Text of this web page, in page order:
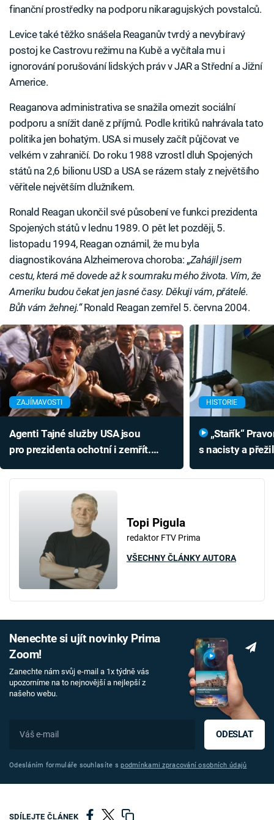
finanční prostředky na podporu nikaragujských povstalců.
Levice také těžko snášela Reaganův tvrdý a nevybíravý
postoj ke Castrovu režimu na Kubě a vyčítala mu i
ignorování porušování lidských práv v JAR a Střední a Jižní
Americe.
Reaganova administrativa se snažila omezit sociální
podporu a snížit daně z příjmů. Podle kritiků nahrávala tato
politika jen bohatým. USA si musely začít půjčovat ve
velkém v zahraničí. Do roku 1988 vzrostl dluh Spojených
států na 2,6 bilionu USD a USA se rázem staly z největšího
věřitele největším dlužníkem.
Ronald Reagan ukončil své působení ve funkci prezidenta
Spojených států v lednu 1989. O pět let později, 5.
listopadu 1994, Reagan oznámil, že mu byla
diagnostikována Alzheimerova choroba: „Zahájil jsem
cestu, která mě dovede až k soumraku mého života. Vím, že
Ameriku budou čekat jen jasné časy. Děkuji vám, přátelé.
Bůh vám žehnej.“Ronald Reagan zemřel 5. června 2004.
ZAJÍMAVOSTI
Agenti Tajné služby USA jsou
pro prezidenta ochotní i zemřít.
HISTORIE
s nacisty a
Topi Pigula
redaktor FTV Prima
VŠECHNY ČLÁNKY AUTORA
Nenechte si ujít novinky Prima
Zoom!
Zanechte nám svůj e-mail a 1x týdně vás
upozorníme na to nejnovější a nejlepší z
našeho webu.
ODESLAT
Odesláním formuláře souhlasíte spodmínkami zpracování osobních údajů
SDÍLEJTE ČLÁNEK